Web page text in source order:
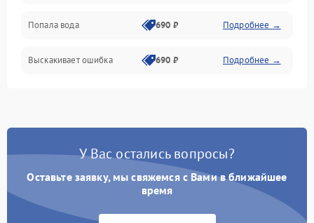
Разговор (микрофон, динамик)
Перегрев и нестабильная работа
Программные сбои
Попала вода 690 ₽ Подробнее →
Выскакивает ошибка 690 ₽ Подробнее →
У Вас остались вопросы?
Оставьте заявку, мы свяжемся с Вами в ближайшее
время